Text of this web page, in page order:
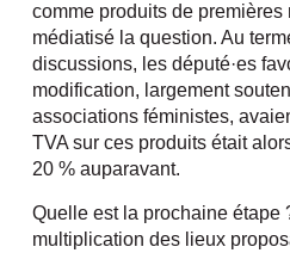
comme produits de
médiatisé la question. Au
discussions, les député·es
modification, largement
associations féministes,
TVA sur ces produits était
20 % auparavant.
Quelle est la prochaine étape
multiplication des lieux